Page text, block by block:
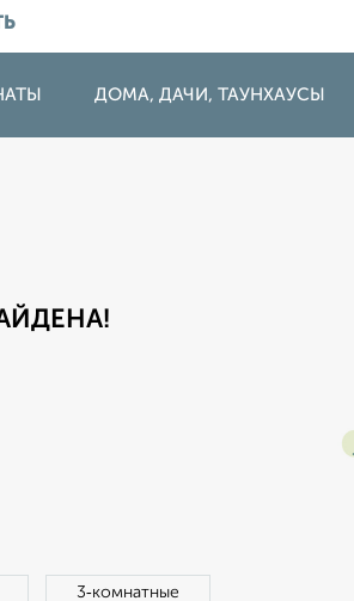
ДОМА, ДАЧИ, ТАУНХАУСЫ
3‑комнатные